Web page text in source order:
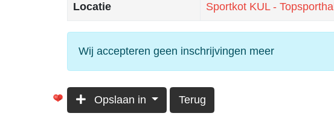
Locatie Sportkot KUL - Topsporthal
Wij accepteren geen inschrijvingen meer
Opslaan in Terug